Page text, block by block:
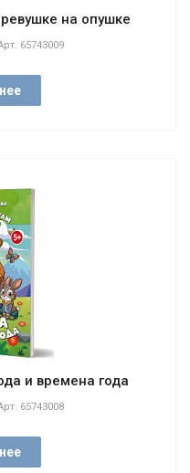
на опушке
65743009
и времена года
65743008